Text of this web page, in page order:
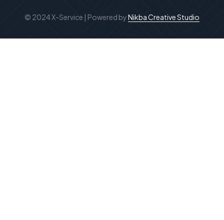
© 2024 X-Service | Powered byNikba Creative Studio